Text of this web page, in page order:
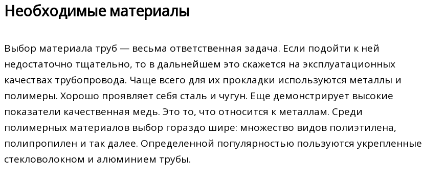
Необходимые материалы
Выбор материала труб — весьма ответственная задача. Если подойти к ней
недостаточно тщательно, то в дальнейшем это скажется на эксплуатационных
качествах трубопровода. Чаще всего для их прокладки используются металлы и
полимеры. Хорошо проявляет себя сталь и чугун. Еще демонстрирует высокие
показатели качественная медь. Это то, что относится к металлам. Среди
полимерных материалов выбор гораздо шире: множество видов полиэтилена,
полипропилен и так далее. Определенной популярностью пользуются укрепленные
стекловолокном и алюминием трубы.